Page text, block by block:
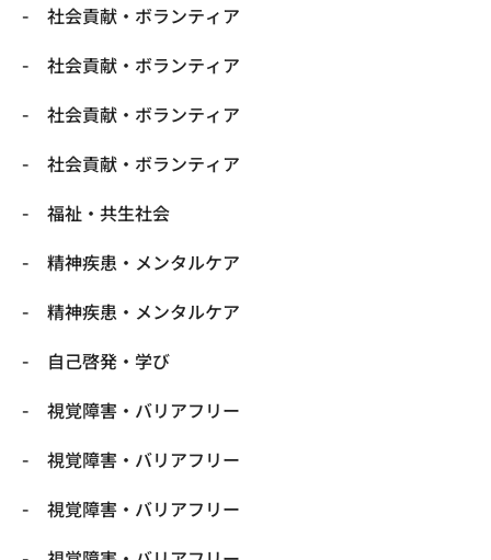
社会貢献・ボランティア
社会貢献・ボランティア
社会貢献・ボランティア
社会貢献・ボランティア
福祉・共生社会
精神疾患・メンタルケア
精神疾患・メンタルケア
自己啓発・学び
視覚障害・バリアフリー
視覚障害・バリアフリー
視覚障害・バリアフリー